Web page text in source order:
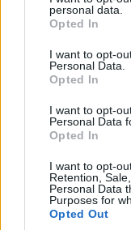
grant or deny
use your data for
consent section.
personal data.
Opted In
I want to opt-
Personal Data.
Opted In
I want to opt-
Personal Data
Opted In
I want to opt-
Retention,
Personal Data
Purposes for
Opted Out
—
June
Τα